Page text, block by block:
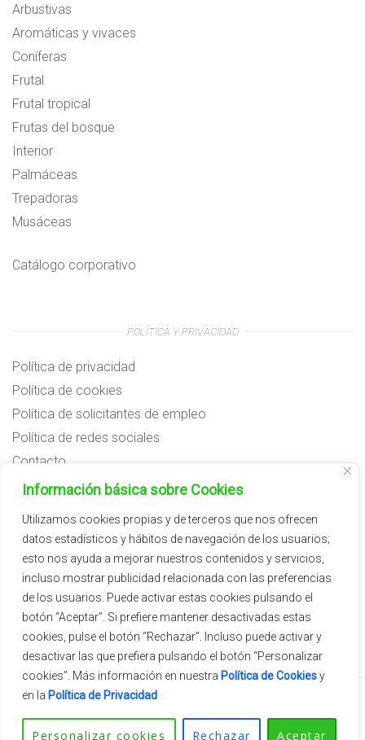
Información básica sobre Cookies
Utilizamos cookies propias y de terceros que nos ofrecen
datos estadísticos y hábitos de navegación de los usuarios;
esto nos ayuda a mejorar nuestros contenidos y servicios,
incluso mostrar publicidad relacionada con las preferencias
de los usuarios. Puede activar estas cookies pulsando el
botón “Aceptar”. Si prefiere mantener desactivadas estas
cookies, pulse el botón “Rechazar”. Incluso puede activar y
desactivar las que prefiera pulsando el botón “Personalizar
cookies”. Más información en nuestra Política de Cookiesy
en la Política de Privacidad
Personalizar cookies Rechazar Aceptar
Arbustivas
Aromáticas y vivaces
Coníferas
Frutal
Frutal tropical
Frutas del bosque
Interior
Palmáceas
Trepadoras
Musáceas
Catálogo corporativo
POLÍTICA Y PRIVACIDAD
Política de privacidad
Política de cookies
Política de solicitantes de empleo
Política de redes sociales
Contacto
Preguntas frecuentes
Subvenciones
2026 © Vivercid. Tema deSiteOrigin